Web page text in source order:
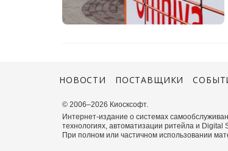
НОВОСТИ ПОСТАВЩИКИ
© 2006–2026 Киосксофт.
Интернет-издание о системах
технологиях, автоматизации ритейла и
При полном или частичном использовании